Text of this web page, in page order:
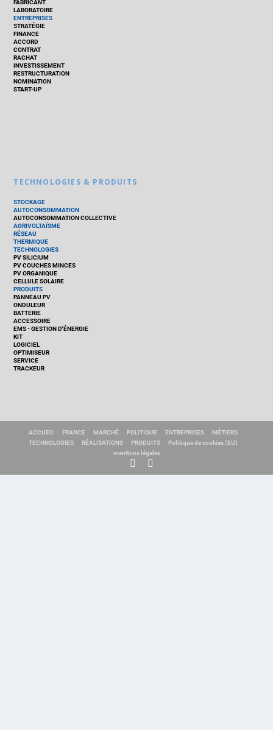
FABRICANT
LABORATOIRE
ENTREPRISES
STRATÉGIE
FINANCE
ACCORD
CONTRAT
RACHAT
INVESTISSEMENT
RESTRUCTURATION
NOMINATION
START-UP
TECHNOLOGIES & PRODUITS
STOCKAGE
AUTOCONSOMMATION
AUTOCONSOMMATION COLLECTIVE
AGRIVOLTAÏSME
RÉSEAU
THERMIQUE
TECHNOLOGIES
PV SILICIUM
PV COUCHES MINCES
PV ORGANIQUE
CELLULE SOLAIRE
PRODUITS
PANNEAU PV
ONDULEUR
BATTERIE
ACCESSOIRE
EMS - GESTION D'ÉNERGIE
KIT
LOGICIEL
OPTIMISEUR
SERVICE
TRACKEUR
ACCUEIL FRANCE MARCHÉ POLITIQUE ENTREPRISES
MÉTIERS
TECHNOLOGIES
RÉALISATIONS PRODUITS
Politique de cookies (EU)
mentions légales